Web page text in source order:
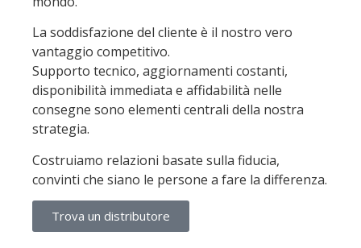
La soddisfazione del cliente è il nostro vero
vantaggio competitivo.
Supporto tecnico, aggiornamenti costanti,
disponibilità immediata e affidabilità nelle
consegne sono elementi centrali della nostra
strategia.
Costruiamo relazioni basate sulla fiducia,
convinti che siano le persone a fare la differenza.
Trova un distributore